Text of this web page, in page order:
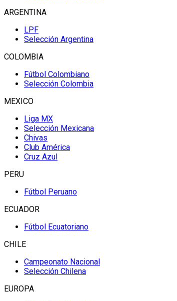
ARGENTINA
LPF
Selección Argentina
COLOMBIA
Fútbol Colombiano
Selección Colombia
MEXICO
Liga MX
Selección Mexicana
Chivas
Club América
Cruz Azul
PERU
Fútbol Peruano
ECUADOR
Fútbol Ecuatoriano
CHILE
Campeonato Nacional
Selección Chilena
EUROPA